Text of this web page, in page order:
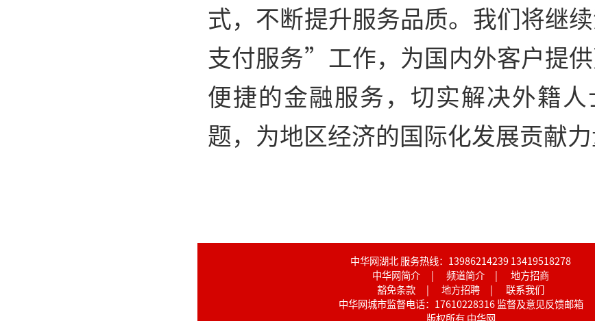
式，不断提升服务品质。我们将继
支付服务”工作，为国内外客户提供
便捷的金融服务，切实解决外籍
题，为地区经济的国际化发展贡献力
中华网湖北 服务热线：13986214239 13419518278
中华网简介
| 频道简介 |
地方招商
豁免条款
| 地方招聘 |
联系我们
中华网城市监督电话：17610228316监督及意见反馈邮箱